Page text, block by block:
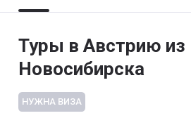
Туры в Австрию из
Новосибирска
НУЖНА ВИЗА